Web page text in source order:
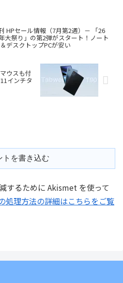
HPセール情報（7月第2週）－ 「26
大祭り」の第2弾がスタート！ノート
デスクトップPCが安い
ウスも付
インチタ
トを書き込む
するために Akismet を使って
処理方法の詳細はこちらをご覧